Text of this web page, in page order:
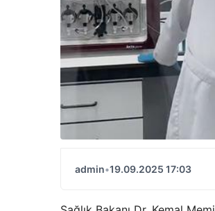
admin•19.09.2025 17:03